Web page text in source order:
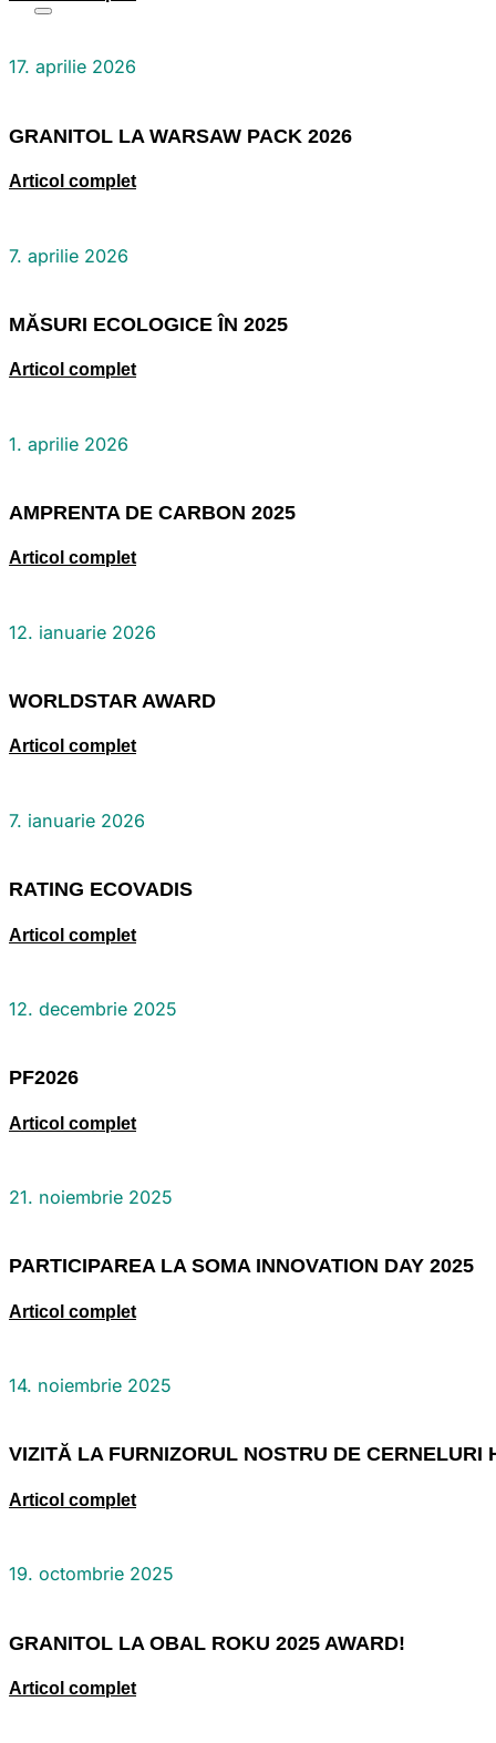
17. aprilie 2026
GRANITOL LA WARSAW PACK 2026
Articol complet
7. aprilie 2026
MĂSURI ECOLOGICE ÎN 2025
Articol complet
1. aprilie 2026
AMPRENTA DE CARBON 2025
Articol complet
12. ianuarie 2026
WORLDSTAR AWARD
Articol complet
7. ianuarie 2026
RATING ECOVADIS
Articol complet
12. decembrie 2025
PF2026
Articol complet
21. noiembrie 2025
PARTICIPAREA LA SOMA INNOVATION DAY 2025
Articol complet
14. noiembrie 2025
VIZITĂ LA FURNIZORUL NOSTRU DE CERNELURI
Articol complet
19. octombrie 2025
GRANITOL LA OBAL ROKU 2025 AWARD!
Articol complet